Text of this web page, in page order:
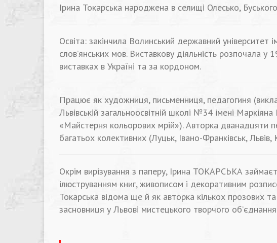
Ірина Токарська народжена в селищі Олесько,
Освіта: закінчила Волинський державний університет
слов’янських мов. Виставкову діяльність розпочала у
виставках в Україні та за кордоном.
Працює як художниця, письменниця, педагогиня
Львівській загальноосвітній школі №34 імені
«Майстерня кольорових мрій»). Авторка дванадцяти
багатьох колективних (Луцьк, Івано-Франківськ, Львів,
Окрім вирізування з паперу, Ірина ТОКАРСЬКА
ілюструванням книг, живописом і декоративним
Токарська відома ще й як авторка кількох прозових
засновниця у Львові мистецького творчого